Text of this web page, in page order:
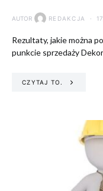
AUTOR REDAKCJA
Rezultaty, jakie można
punkcie sprzedaży
CZYTAJ TO.